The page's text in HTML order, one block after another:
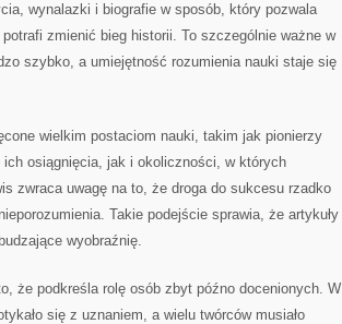
wynalazki i biografie w sposób, który pozwala
zmienić bieg historii. To szczególnie ważne w
szybko, a umiejętność rozumienia nauki staje się
wielkim postaciom nauki, takim jak pionierzy
osiągnięcia, jak i okoliczności, w których
zwraca uwagę na to, że droga do sukcesu rzadko
Takie podejście sprawia, że artykuły
wyobraźnię.
że podkreśla rolę osób zbyt późno docenionych. W
się z uznaniem, a wielu twórców musiało